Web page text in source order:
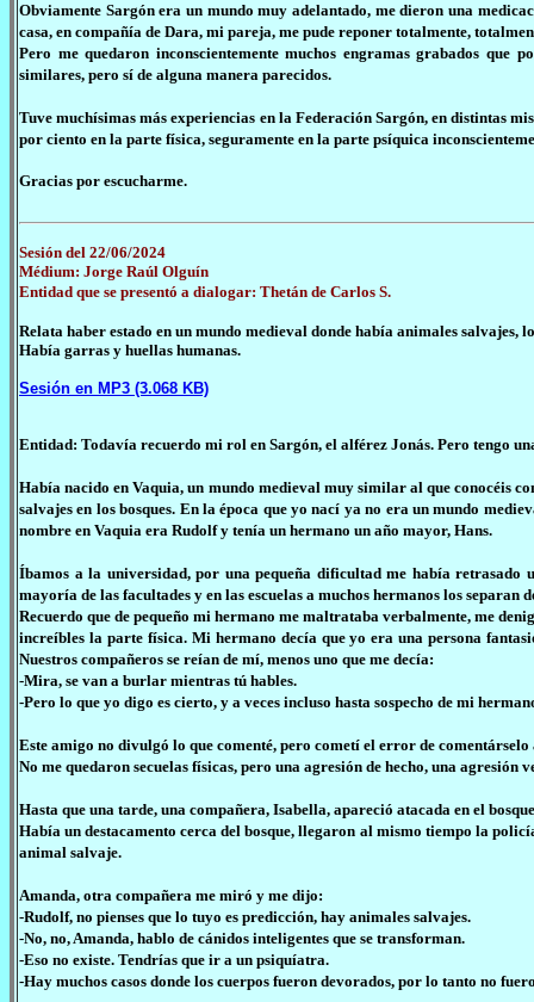
Obviamente Sargón era un mundo muy adelantado, me dieron una
casa, en compañía de Dara, mi pareja, me pude reponer totalmente,
Pero me quedaron inconscientemente muchos engramas grabados que
similares, pero sí de alguna manera parecidos.
Tuve muchísimas más experiencias en la Federación Sargón, en distintas
por ciento en la parte física, seguramente en la parte psíquica
Gracias por escucharme.
Sesión del 22/06/2024
Médium: Jorge Raúl Olguín
Entidad que se presentó a dialogar: Thetán de Carlos S.
Relata haber estado en un mundo medieval donde había animales
Había garras y huellas humanas.
Sesión en MP3 (3.068 KB)
Entidad: Todavía recuerdo mi rol en Sargón, el alférez Jonás. Pero tengo
Había nacido en Vaquia, un mundo medieval muy similar al que conocéis
salvajes en los bosques. En la época que yo nací ya no era un mundo
nombre en Vaquia era Rudolf y tenía un hermano un año mayor, Hans.
Íbamos a la universidad, por una pequeña dificultad me había retrasado
mayoría de las facultades y en las escuelas a muchos hermanos los separan
Recuerdo que de pequeño mi hermano me maltrataba verbalmente, me
increíbles la parte física. Mi hermano decía que yo era una persona
Nuestros compañeros se reían de mí, menos uno que me decía:
-Mira, se van a burlar mientras tú hables.
-Pero lo que yo digo es cierto, y a veces incluso hasta sospecho de mi
Este amigo no divulgó lo que comenté, pero cometí el error de
No me quedaron secuelas físicas, pero una agresión de hecho, una
Hasta que una tarde, una compañera, Isabella, apareció atacada en el
Había un destacamento cerca del bosque, llegaron al mismo tiempo la
animal salvaje.
Amanda, otra compañera me miró y me dijo:
-Rudolf, no pienses que lo tuyo es predicción, hay animales salvajes.
-No, no, Amanda, hablo de cánidos inteligentes que se transforman.
-Eso no existe. Tendrías que ir a un psiquíatra.
-Hay muchos casos donde los cuerpos fueron devorados, por lo tanto no